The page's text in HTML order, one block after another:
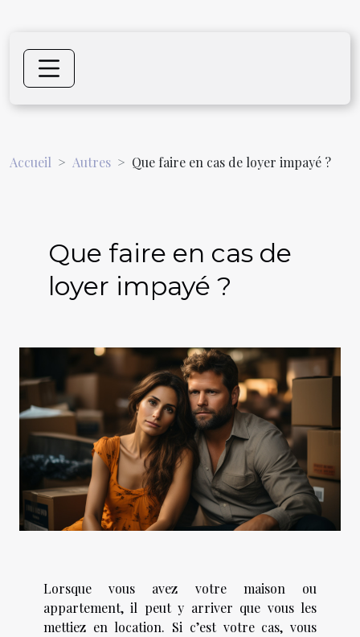
Accueil Autres Que faire en cas de loyer impayé ?
Que faire en cas de
loyer impayé ?
Lorsque vous avez votre maison ou
appartement, il peut y arriver que vous les
mettiez en location. Si c’est votre cas, vous